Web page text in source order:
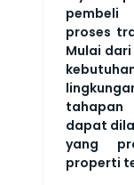
pembeli
proses
Mulai
dapat
yang
properti